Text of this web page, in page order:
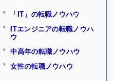
「IT」の転職ノウハウ
ITエンジニアの転職ノウハ
ウ
中高年の転職ノウハウ
女性の転職ノウハウ